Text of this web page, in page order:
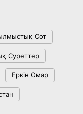
жай-
Сот
Суреттер
Еркін Омар